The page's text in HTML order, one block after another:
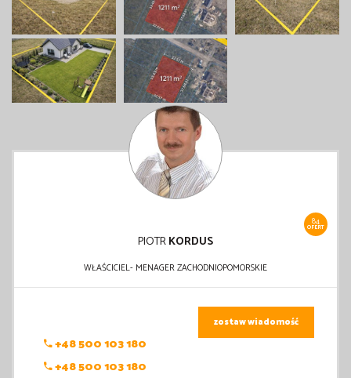
84
OFERT
PIOTRKORDUS
WŁAŚCICIEL- MENAGER ZACHODNIOPOMORSKIE
+48 500 103 180
+48 500 103 180
zostaw wiadomość